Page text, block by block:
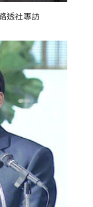
透社專訪